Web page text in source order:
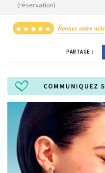
(réservation)
Donnez votre avis
PARTAGE :